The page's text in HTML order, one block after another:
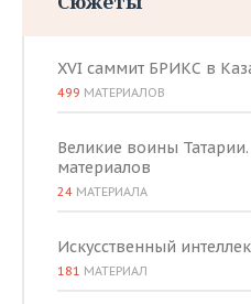
XVI саммит БРИКС в
499 МАТЕРИАЛОВ
Великие воины
материалов
24 МАТЕРИАЛА
Искусственный
181 МАТЕРИАЛ